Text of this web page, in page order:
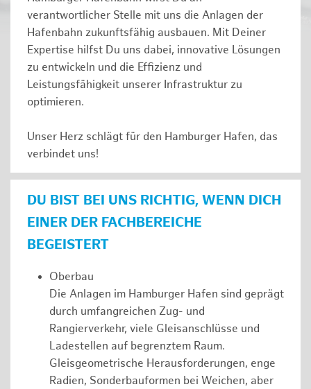
verantwortlicher Stelle mit uns die Anlagen der
Hafenbahn zukunftsfähig ausbauen. Mit Deiner
Expertise hilfst Du uns dabei, innovative Lösungen
zu entwickeln und die Effizienz und
Leistungsfähigkeit unserer Infrastruktur zu
optimieren.
Unser Herz schlägt für den Hamburger Hafen, das
verbindet uns!
DU BIST BEI UNS RICHTIG, WENN DICH
EINER DER FACHBEREICHE
BEGEISTERT
Oberbau
Die Anlagen im Hamburger Hafen sind geprägt
durch umfangreichen Zug- und
Rangierverkehr, viele Gleisanschlüsse und
Ladestellen auf begrenztem Raum.
Gleisgeometrische Herausforderungen, enge
Radien, Sonderbauformen bei Weichen, aber